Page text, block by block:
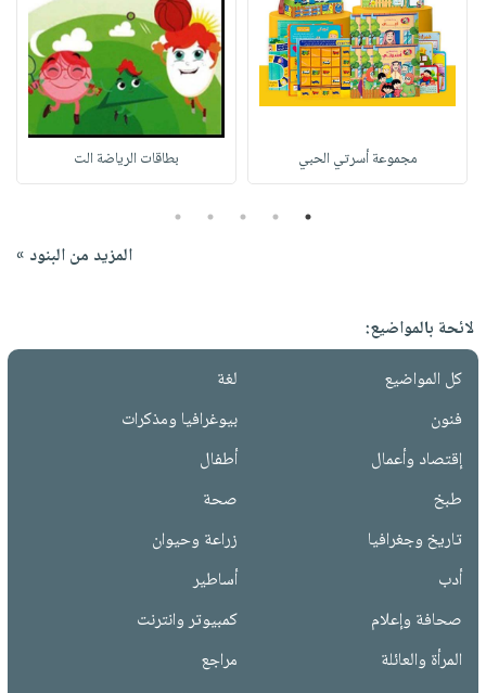
مجموعة أسرتي الحبي بطاقات الرياضة الت
1
2
3
4
5
المزيد من البنود »
لائحة بالمواضيع:
كل المواضيع
لغة
فنون
بيوغرافيا ومذكرات
إقتصاد وأعمال
أطفال
طبخ
صحة
تاريخ وجغرافيا
زراعة وحيوان
أدب
أساطير
صحافة وإعلام
كمبيوتر وانترنت
المرأة والعائلة
مراجع